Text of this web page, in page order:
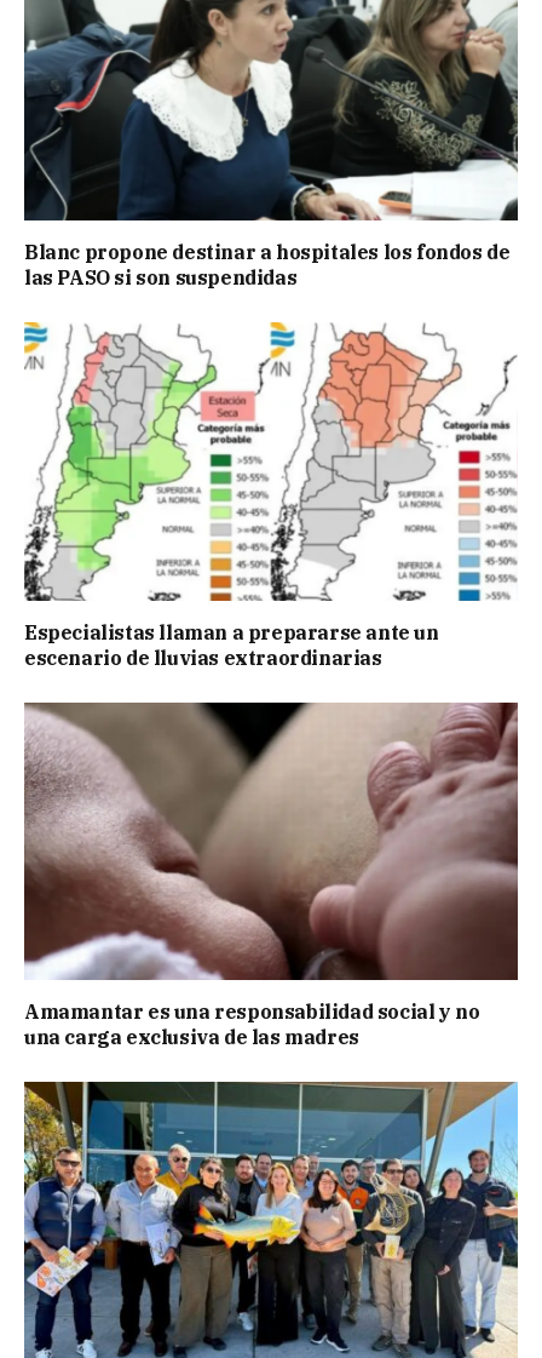
Blanc propone destinar a hospitales los fondos de
las PASO si son suspendidas
Especialistas llaman a prepararse ante un
escenario de lluvias extraordinarias
Amamantar es una responsabilidad social y no
una carga exclusiva de las madres